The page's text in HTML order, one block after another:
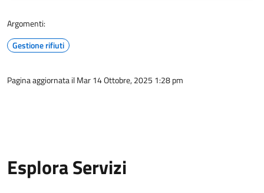
Argomenti:
Gestione rifiuti
Pagina aggiornata il Mar 14 Ottobre, 2025 1:28 pm
Esplora Servizi